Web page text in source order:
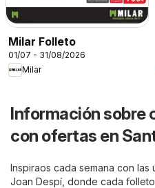
Milar Folleto
01/07 - 31/08/2026
Milar
Información sobre
con ofertas en
Inspiraos cada semana con las
Joan Despí, donde cada